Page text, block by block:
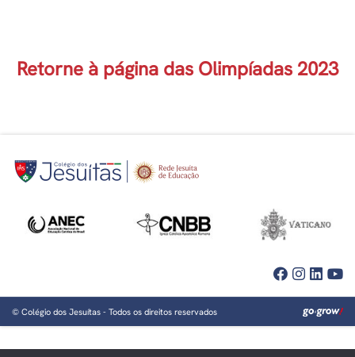
Retorne à página das Olimpíadas 2023
© Colégio dos Jesuítas - Todos os direitos reservados